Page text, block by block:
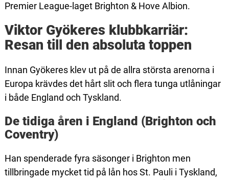
Premier League-laget Brighton & Hove Albion.
Viktor Gyökeres klubbkarriär:
Resan till den absoluta toppen
Innan Gyökeres klev ut på de allra största arenorna i
Europa krävdes det hårt slit och flera tunga utlåningar
i både England och Tyskland.
De tidiga åren i England (Brighton och
Coventry)
Han spenderade fyra säsonger i Brighton men
tillbringade mycket tid på lån hos St. Pauli i Tyskland,